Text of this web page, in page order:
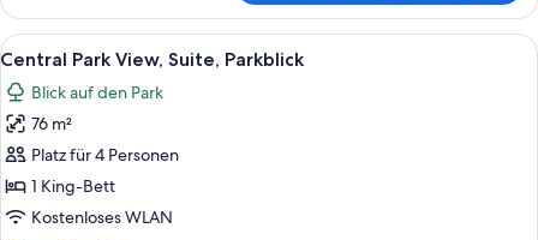
River
View,
Suite
Alle
Fotos
für
Central
Park
View,
Suite,
Ein modernes Hotelzimmer mit
12
Central Park View, Suite, Parkblick
Blick auf den Park
76 m²
Platz für 4 Personen
1 King-Bett
Kostenloses WLAN